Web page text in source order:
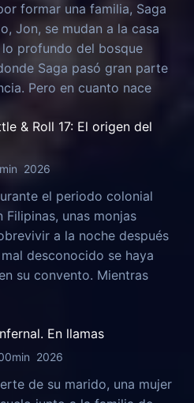
formar una familia, Saga
Jon, se mudan a la casa
lo profundo del bosque
Saga pasó gran parte
Pero en cuanto nace
& Roll 17: El origen del
2026
el periodo colonial
Filipinas, unas monjas
a la noche después
desconocido se haya
su convento. Mientras
En llamas
2026
de su marido, una mujer